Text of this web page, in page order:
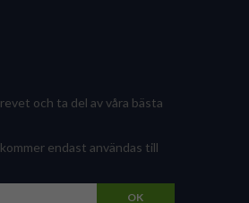
och ta del av våra bästa
endast användas till
OK